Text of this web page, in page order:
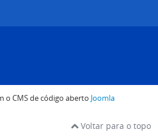
o CMS de código aberto Joomla
Voltar para o topo